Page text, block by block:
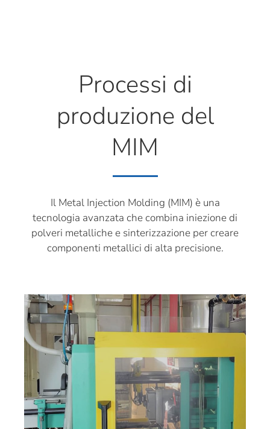
Processi di
produzione del
MIM
Il Metal Injection Molding (MIM) è una
tecnologia avanzata che combina iniezione di
polveri metalliche e sinterizzazione per creare
componenti metallici di alta precisione.